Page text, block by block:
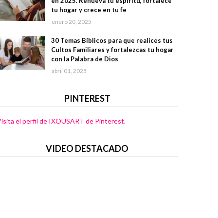
tu hogar y crece en tu fe
enero 20, 2025
30 Temas Bíblicos para que realices tus
Cultos Familiares y fortalezcas tu hogar
con la Palabra de Dios
abril 01, 2025
PINTEREST
el perfil de IXOUSART de Pinterest.
VIDEO DESTACADO